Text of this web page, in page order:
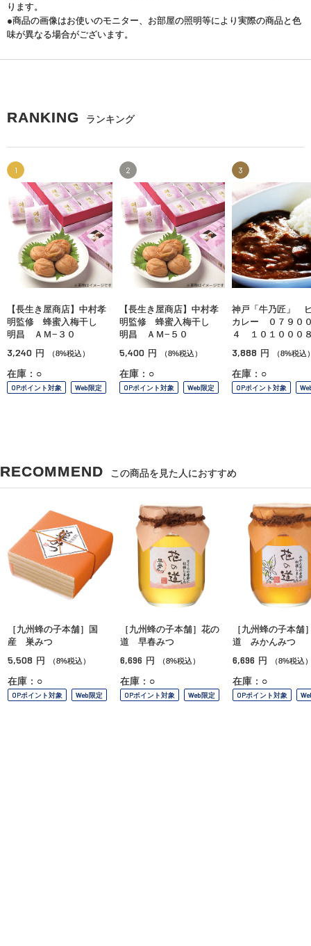
ります。
●商品の画像はお使いのモニター、お部屋の照明等により実際の商品と色
味が異なる場合がございます。
RANKING ランキング
1
【長生き屋商店】中村孝
明監修 蜂蜜入梅干し
明昌 ＡＭ−３０
3,240 円 （8%税込）
在庫：○
OPポイント対象 Web限定
2
【長生き屋商店】中村孝
明監修 蜂蜜入梅干し
明昌 ＡＭ−５０
5,400 円 （8%税込）
在庫：○
OPポイント対象 Web限定
3
神戸「牛乃匠」
カレー ０７９０
４ １０１０００
3,888 円 （8%税込
在庫：○
OPポイント対象
RECOMMEND この商品を見た人におすすめ
［九州蜂の子本舗］国
産 巣みつ
5,508 円 （8%税込）
在庫：○
OPポイント対象 Web限定
［九州蜂の子本舗］花の
道 早春みつ
6,696 円 （8%税込）
在庫：○
OPポイント対象 Web限定
［九州蜂の子本舗
道 みかんみつ
6,696 円 （8%税込
在庫：○
OPポイント対象